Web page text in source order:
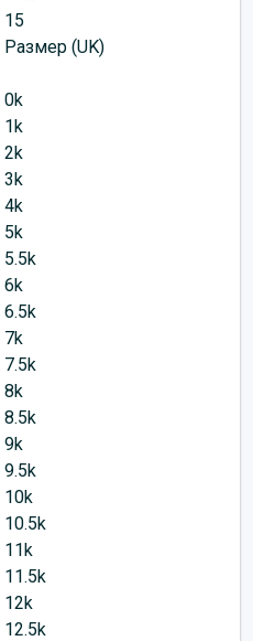
15
Размер (UK)
0k
1k
2k
3k
4k
5k
5.5k
6k
6.5k
7k
7.5k
8k
8.5k
9k
9.5k
10k
10.5k
11k
11.5k
12k
12.5k